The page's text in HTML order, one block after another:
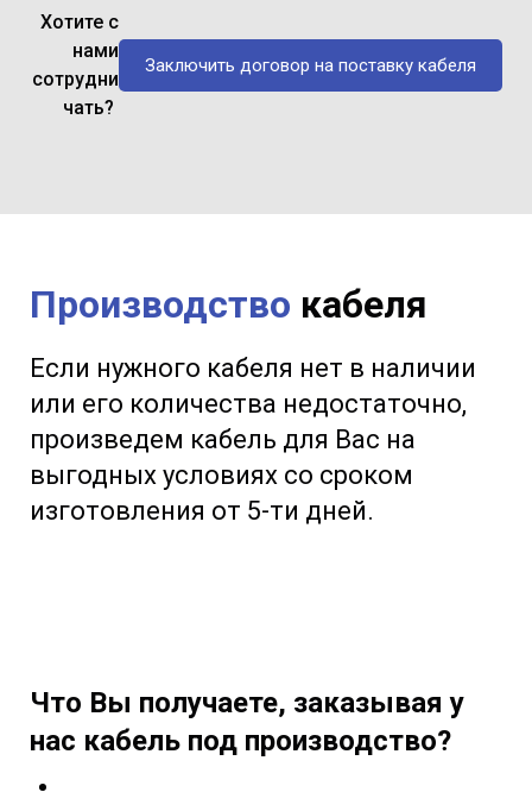
Заключить договор на поставку кабеля
Хотите с
нами
сотрудни
чать?
Производство кабеля
Если нужного кабеля нет в наличии
или его количества недостаточно,
произведем кабель для Вас на
выгодных условиях со сроком
изготовления от 5-ти дней.
Что Вы получаете, заказывая у
нас кабель под производство?